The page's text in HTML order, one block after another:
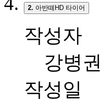
2. 아반떼HD 타이어
작성자
강병권
작성일